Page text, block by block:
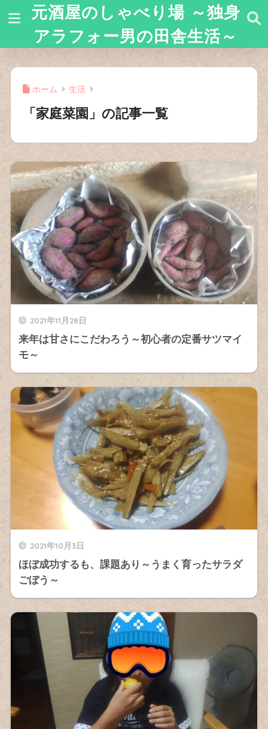
元酒屋のしゃべり場 ～独身
アラフォー男の田舎生活～
ホーム 生活
「家庭菜園」の記事一覧
2021年11月28日
来年は甘さにこだわろう～初心者の定番サツマイ
モ～
2021年10月3日
ほぼ成功するも、課題あり～うまく育ったサラダ
ごぼう～